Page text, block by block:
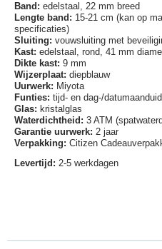
Band: edelstaal, 22 mm breed
Lengte band: 15-21 cm (kan op
specificaties)
Sluiting: vouwsluiting met
Kast: edelstaal, rond, 41 mm
Dikte kast: 9 mm
Wijzerplaat: diepblauw
Uurwerk: Miyota
Funties: tijd- en dag-/
Glas: kristalglas
Waterdichtheid: 3 ATM
Garantie uurwerk: 2 jaar
Verpakking: Citizen
Levertijd: 2-5 werkdagen